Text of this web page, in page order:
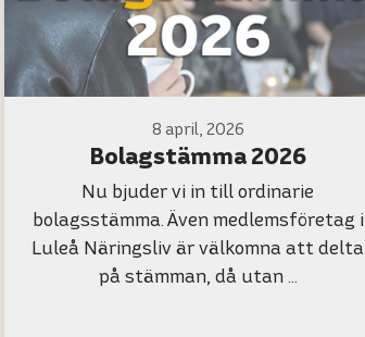
8 april, 2026
Bolagstämma 2026
Nu bjuder vi in till ordinarie
bolagsstämma. Även medlemsföretag i
Luleå Näringsliv är välkomna att delta
på stämman, då utan …